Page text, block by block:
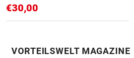
€30,00
VORTEILSWELT MAGAZINE